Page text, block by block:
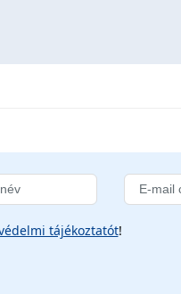
tájékoztatót!